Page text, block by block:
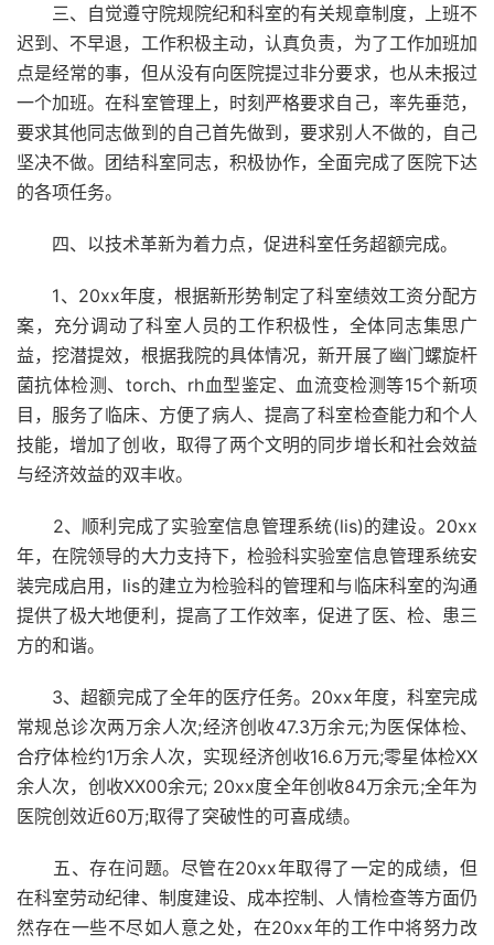
三、自觉遵守院规院纪和科室的有关规章制度，上班不
迟到、不早退，工作积极主动，认真负责，为了工作加班加
点是经常的事，但从没有向医院提过非分要求，也从未报过
一个加班。在科室管理上，时刻严格要求自己，率先垂范，
要求其他同志做到的自己首先做到，要求别人不做的，自己
坚决不做。团结科室同志，积极协作，全面完成了医院下达
的各项任务。
四、以技术革新为着力点，促进科室任务超额完成。
1、20xx年度，根据新形势制定了科室绩效工资分配方
案，充分调动了科室人员的工作积极性，全体同志集思广
益，挖潜提效，根据我院的具体情况，新开展了幽门螺旋杆
菌抗体检测、torch、rh血型鉴定、血流变检测等15个新项
目，服务了临床、方便了病人、提高了科室检查能力和个人
技能，增加了创收，取得了两个文明的同步增长和社会效益
与经济效益的双丰收。
2、顺利完成了实验室信息管理系统(lis)的建设。20xx
年，在院领导的大力支持下，检验科实验室信息管理系统安
装完成启用，lis的建立为检验科的管理和与临床科室的沟通
提供了极大地便利，提高了工作效率，促进了医、检、患三
方的和谐。
3、超额完成了全年的医疗任务。20xx年度，科室完成
常规总诊次两万余人次;经济创收47.3万余元;为医保体检、
合疗体检约1万余人次，实现经济创收16.6万元;零星体检XX
余人次，创收XX00余元; 20xx度全年创收84万余元;全年为
医院创效近60万;取得了突破性的可喜成绩。
五、存在问题。尽管在20xx年取得了一定的成绩，但
在科室劳动纪律、制度建设、成本控制、人情检查等方面仍
然存在一些不尽如人意之处，在20xx年的工作中将努力改